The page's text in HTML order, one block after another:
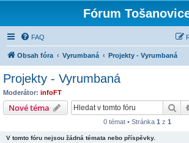
Fórum
FAQ
Obsah fóra Vyrumbaná Projekty - Vyrumbaná
Projekty - Vyrumbaná
Moderátor: infoFT
Nové téma
0 témat • Stránka 1 z 1
V tomto fóru nejsou žádná témata nebo příspěvky.